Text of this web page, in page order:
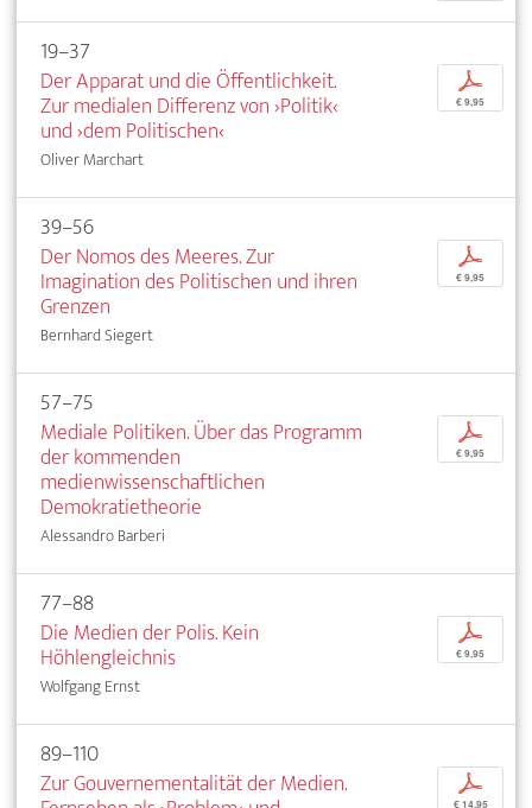
19–37
Der Apparat und die Öffentlichkeit.
Zur medialen Differenz von ›Politik‹
und ›dem Politischen‹
Oliver Marchart
p
€ 9,95
39–56
Der Nomos des Meeres. Zur
Imagination des Politischen und ihren
Grenzen
Bernhard Siegert
p
€ 9,95
57–75
Mediale Politiken. Über das Programm
der kommenden
medienwissenschaftlichen
Demokratietheorie
Alessandro Barberi
p
€ 9,95
77–88
Die Medien der Polis. Kein
Höhlengleichnis
Wolfgang Ernst
p
€ 9,95
89–110
Zur Gouvernementalität der Medien.
p
€ 14,95